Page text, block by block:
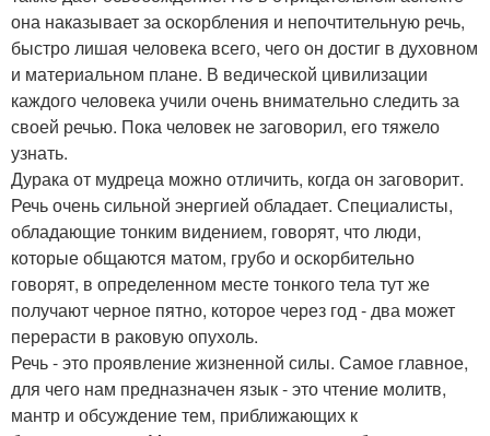
она наказывает за оскорбления и непочтительную речь,
быстро лишая человека всего, чего он достиг в духовном
и материальном плане. В ведической цивилизации
каждого человека учили очень внимательно следить за
своей речью. Пока человек не заговорил, его тяжело
узнать.
Дурака от мудреца можно отличить, когда он заговорит.
Речь очень сильной энергией обладает. Специалисты,
обладающие тонким видением, говорят, что люди,
которые общаются матом, грубо и оскорбительно
говорят, в определенном месте тонкого тела тут же
получают черное пятно, которое через год - два может
перерасти в раковую опухоль.
Речь - это проявление жизненной силы. Самое главное,
для чего нам предназначен язык - это чтение молитв,
мантр и обсуждение тем, приближающих к